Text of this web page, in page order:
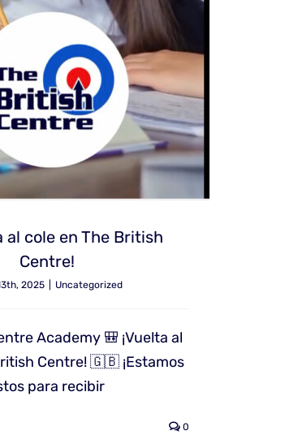
al cole en The British
Centre!
2025 Uncategorized
Academy 🎒 ¡Vuelta al
Centre! 🇬🇧 ¡Estamos
para recibir
0